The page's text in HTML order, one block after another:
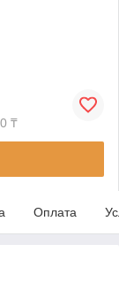
₸
Оплата